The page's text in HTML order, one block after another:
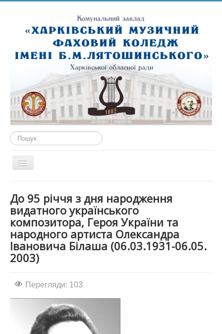
Пошук...
Перемикач
ПРО НАС
ПУБЛІЧНА ІНФОРМАЦІЯ
АБІТУРІЄНТУ
СТУДЕНТУ
НАВЧАЛЬНО-ВИХОВНА РОБОТА
МИСТЕЦЬКІ ПРОЄКТИ
БІБЛІОТЕКА, ФОНОТЕКА
До 95 річчя з дня народження
видатного українського
композитора, Героя України та
народного артиста Олександра
Івановича Білаша (06.03.1931-06.05.
2003)
Перегляди: 103